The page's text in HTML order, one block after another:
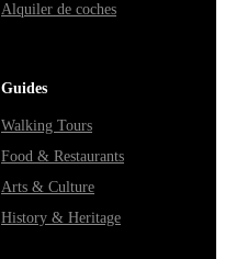
Alquiler de coches
Guides
Walking Tours
Food & Restaurants
Arts & Culture
History & Heritage